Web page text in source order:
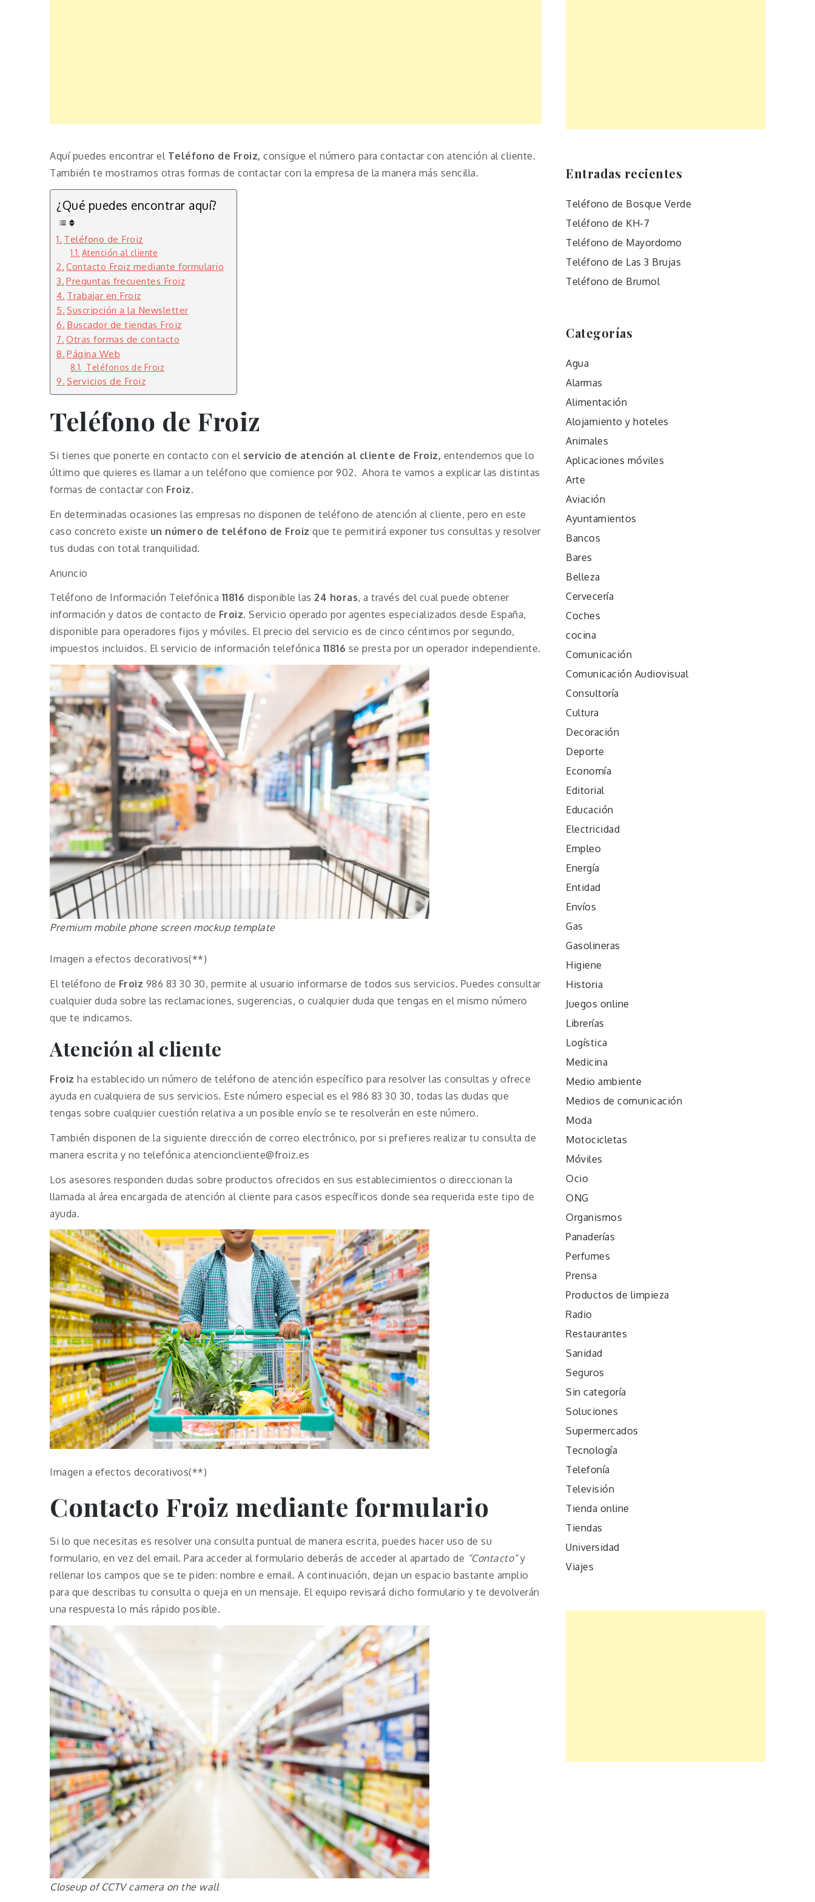
Aquí puedes encontrar elTeléfono de Froiz, consigue el número para contactar con atención al cliente.
También te mostramos otras formas de contactar con la empresa de la manera más sencilla.
¿Qué puedes encontrar aquí?
Teléfono de Froiz
Atención al cliente
Contacto Froiz mediante formulario
Preguntas frecuentes Froiz
Trabajar en Froiz
Suscripción a la Newsletter
Buscador de tiendas Froiz
Otras formas de contacto
Página Web
Teléfonos de Froiz
Servicios de Froiz
Teléfono de Froiz
Si tienes que ponerte en contacto con el servicio de atención al cliente de Froiz, entendemos que lo
último que quieres es llamar a un teléfono que comience por 902. Ahora te vamos a explicar las distintas
formas de contactar con Froiz.
En determinadas ocasiones las empresas no disponen de teléfono de atención al cliente, pero en este
caso concreto existe un número de teléfono de Froiz que te permitirá exponer tus consultas y resolver
tus dudas con total tranquilidad.
Anuncio
Teléfono de Información Telefónica 11816 disponible las 24 horas, a través del cual puede obtener
información y datos de contacto de Froiz. Servicio operado por agentes especializados desde España,
disponible para operadores fijos y móviles. El precio del servicio es de cinco céntimos por segundo,
impuestos incluidos. El servicio de información telefónica 11816 se presta por un operador independiente.
Premium mobile phone screen mockup template
Imagen a efectos decorativos(**)
El teléfono de Froiz 986 83 30 30, permite al usuario informarse de todos sus servicios. Puedes consultar
cualquier duda sobre las reclamaciones, sugerencias, o cualquier duda que tengas en el mismo número
que te indicamos.
Atención al cliente
Froiz ha establecido un número de teléfono de atención específico para resolver las consultas y ofrece
ayuda en cualquiera de sus servicios. Este número especial es el 986 83 30 30, todas las dudas que
tengas sobre cualquier cuestión relativa a un posible envío se te resolverán en este número.
También disponen de la siguiente dirección de correo electrónico, por si prefieres realizar tu consulta de
manera escrita y no telefónica atencioncliente@froiz.es
Los asesores responden dudas sobre productos ofrecidos en sus establecimientos o direccionan la
llamada al área encargada de atención al cliente para casos específicos donde sea requerida este tipo de
ayuda.
Imagen a efectos decorativos(**)
Contacto Froiz mediante formulario
Si lo que necesitas es resolver una consulta puntual de manera escrita, puedes hacer uso de su
formulario, en vez del email. Para acceder al formulario deberás de acceder al apartado de “Contacto”y
rellenar los campos que se te piden: nombre e email. A continuación, dejan un espacio bastante amplio
para que describas tu consulta o queja en un mensaje. El equipo revisará dicho formulario y te devolverán
una respuesta lo más rápido posible.
Closeup of CCTV camera on the wall
Entradas recientes
Teléfono de Bosque Verde
Teléfono de KH-7
Teléfono de Mayordomo
Teléfono de Las 3 Brujas
Teléfono de Brumol
Categorías
Agua
Alarmas
Alimentación
Alojamiento y hoteles
Animales
Aplicaciones móviles
Arte
Aviación
Ayuntamientos
Bancos
Bares
Belleza
Cervecería
Coches
cocina
Comunicación
Comunicación Audiovisual
Consultoría
Cultura
Decoración
Deporte
Economía
Editorial
Educación
Electricidad
Empleo
Energía
Entidad
Envíos
Gas
Gasolineras
Higiene
Historia
Juegos online
Librerías
Logística
Medicina
Medio ambiente
Medios de comunicación
Moda
Motocicletas
Móviles
Ocio
ONG
Organismos
Panaderías
Perfumes
Prensa
Productos de limpieza
Radio
Restaurantes
Sanidad
Seguros
Sin categoría
Soluciones
Supermercados
Tecnología
Telefonía
Televisión
Tienda online
Tiendas
Universidad
Viajes